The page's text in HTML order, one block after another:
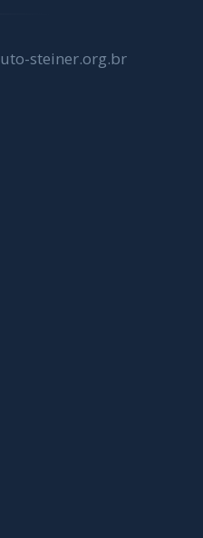
steiner.org.br